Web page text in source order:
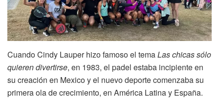
Cuando Cindy Lauper hizo famoso el temaLas chicas sólo
quieren divertirse, en 1983, el padel estaba incipiente en
su creación en Mexico y el nuevo deporte comenzaba su
primera ola de crecimiento, en América Latina y España.